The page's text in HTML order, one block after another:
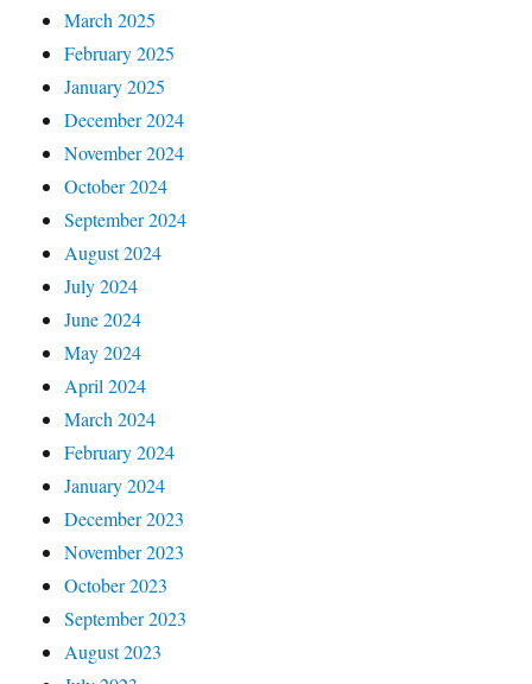
March 2025
February 2025
January 2025
December 2024
November 2024
October 2024
September 2024
August 2024
July 2024
June 2024
May 2024
April 2024
March 2024
February 2024
January 2024
December 2023
November 2023
October 2023
September 2023
August 2023